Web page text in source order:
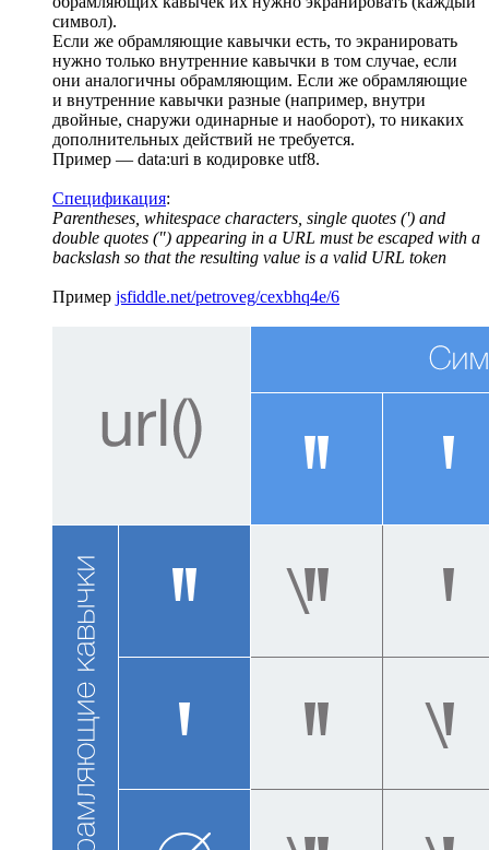
символ).
Если же обрамляющие кавычки есть, то экранировать
нужно только внутренние кавычки в том случае, если
они аналогичны обрамляющим. Если же обрамляющие
и внутренние кавычки разные (например, внутри
двойные, снаружи одинарные и наоборот), то никаких
дополнительных действий не требуется.
Пример — data:uri в кодировке utf8.
Спецификация:
Parentheses, whitespace characters, single quotes (') and
double quotes (") appearing in a URL must be escaped with a
backslash so that the resulting value is a valid URL token
Пример jsfiddle.net/petroveg/cexbhq4e/6